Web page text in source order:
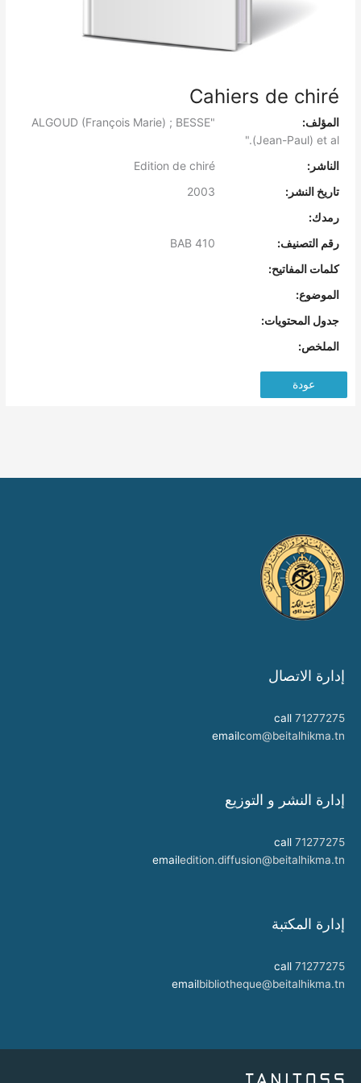
Cahiers de chiré
المؤلف:
"ALGOUD (François Marie) ; BESSE
(Jean-Paul) et al."
الناشر:
Edition de chiré
تاريخ النشر:
رمدك:
رقم التصنيف:
كلمات المفاتيح:
الموضوع:
جدول المحتويات:
الملخص:
عودة
إدارة الاتصال
call 71277275
emailcom@beitalhikma.tn
إدارة النشر و التوزيع
call 71277275
emailedition.diffusion@beitalhikma.tn
إدارة المكتبة
call 71277275
emailbibliotheque@beitalhikma.tn